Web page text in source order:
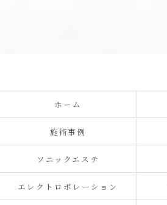
ホーム
施術事例
ソニックエステ
エレクトロポレーション